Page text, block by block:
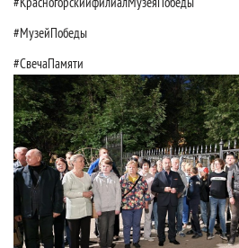
#МузейПобеды
#СвечаПамяти